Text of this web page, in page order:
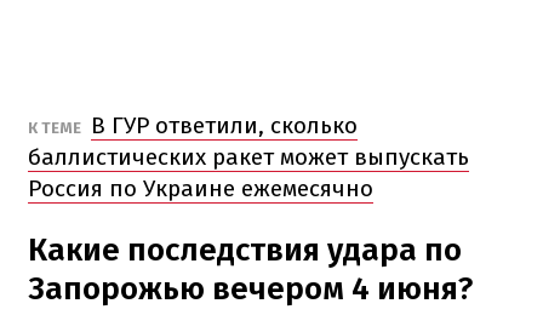
К ТЕМЕ
В ГУР ответили, сколько
баллистических ракет может выпускать
Россия по Украине ежемесячно
Какие последствия удара по
Запорожью вечером 4 июня?